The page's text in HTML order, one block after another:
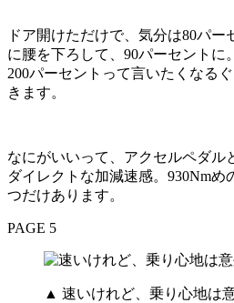
ドア開けただけで、気分は80パー
に腰を下ろして、90パーセントに
200パーセントって言いたくなる
きます。
なにがいいって、アクセルペダル
ダイレクトな加減速感。930Nmめ
つだけあります。
PAGE 5
▲ 速いけれど、乗り心地は